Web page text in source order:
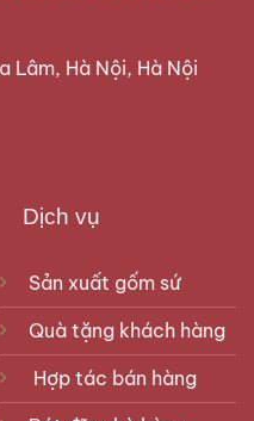
Lâm, Hà Nội, Hà Nội
Dịch vụ
Sản xuất gốm sứ
Quà tặng khách hàng
Hợp tác bán hàng